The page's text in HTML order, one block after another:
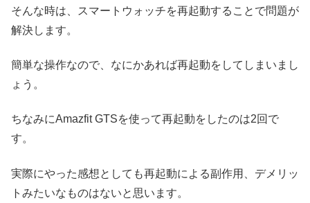
そんな時は、スマートウォッチを再起動することで問題が
解決します。
簡単な操作なので、なにかあれば再起動をしてしまいまし
ょう。
ちなみにAmazfit GTSを使って再起動をしたのは2回で
す。
実際にやった感想としても再起動による副作用、デメリッ
トみたいなものはないと思います。